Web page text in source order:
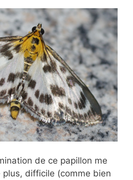
de ce papillon me
difficile (comme bien